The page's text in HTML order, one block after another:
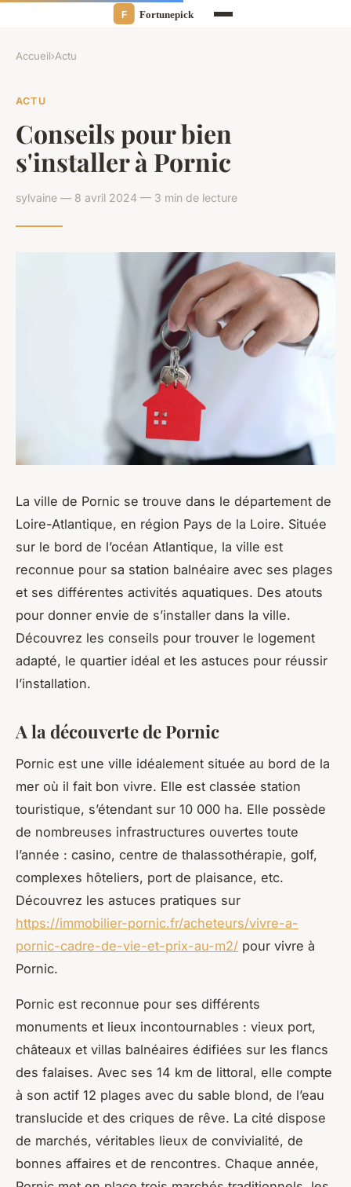
Accueil›Actu
ACTU
Conseils pour bien
s'installer à Pornic
sylvaine — 8 avril 2024 — 3 min de lecture
La ville de Pornic se trouve dans le département de
Loire-Atlantique, en région Pays de la Loire. Située
sur le bord de l’océan Atlantique, la ville est
reconnue pour sa station balnéaire avec ses plages
et ses différentes activités aquatiques. Des atouts
pour donner envie de s’installer dans la ville.
Découvrez les conseils pour trouver le logement
adapté, le quartier idéal et les astuces pour réussir
l’installation.
A la découverte de Pornic
Pornic est une ville idéalement située au bord de la
mer où il fait bon vivre. Elle est classée station
touristique, s’étendant sur 10 000 ha. Elle possède
de nombreuses infrastructures ouvertes toute
l’année : casino, centre de thalassothérapie, golf,
complexes hôteliers, port de plaisance, etc.
Découvrez les astuces pratiques sur
https://immobilier-pornic.fr/acheteurs/vivre-a-
pornic-cadre-de-vie-et-prix-au-m2/ pour vivre à
Pornic.
Pornic est reconnue pour ses différents
monuments et lieux incontournables : vieux port,
châteaux et villas balnéaires édifiées sur les flancs
des falaises. Avec ses 14 km de littoral, elle compte
à son actif 12 plages avec du sable blond, de l’eau
translucide et des criques de rêve. La cité dispose
de marchés, véritables lieux de convivialité, de
bonnes affaires et de rencontres. Chaque année,